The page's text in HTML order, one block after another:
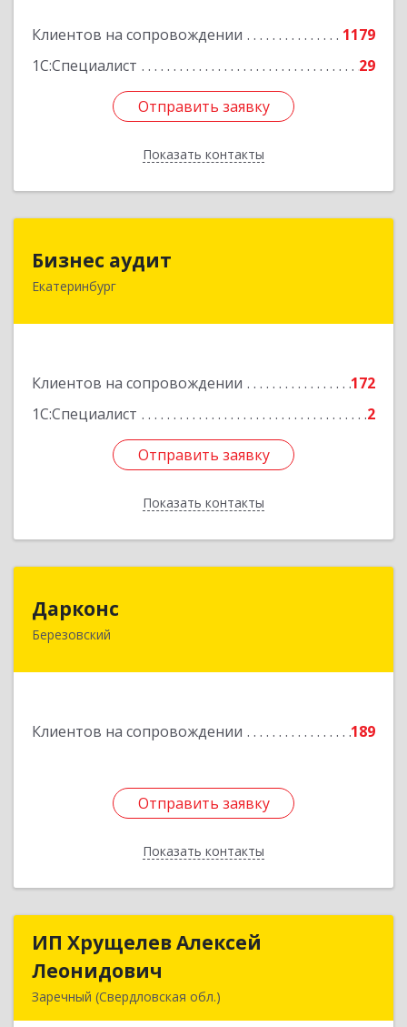
Клиентов на сопровождении
1179
1С:Специалист
29
Отправить заявку
Показать контакты
Отправить заявку
Назад
Бизнес аудит
Екатеринбург
Клиентов на сопровождении
172
1С:Специалист
2
Отправить заявку
Показать контакты
620062, Свердловская обл, Екатеринбург г,
Отправить заявку
Назад
Дарконс
Березовский
Клиентов на сопровождении 189
Отправить заявку
Показать контакты
623700, Свердловская обл, Березовский г,
Отправить заявку
Назад
ИП Хрущелев Алексей
Леонидович
Заречный (Свердловская обл.)
ИП Хрущелев Алексей